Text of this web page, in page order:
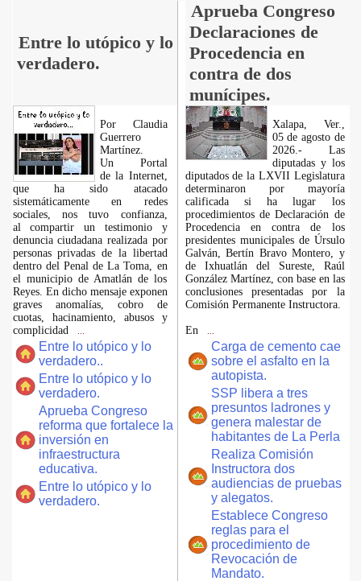
Entre lo utópico y lo
verdadero.
Aprueba Congreso
Declaraciones de
Procedencia en
contra de dos
munícipes.
Por Claudia
Guerrero
Martínez.
​Un Portal
de la Internet,
que ha sido atacado
sistemáticamente en redes
sociales, nos tuvo confianza,
al compartir un testimonio y
denuncia ciudadana realizada por
personas privadas de la libertad
dentro del Penal de La Toma, en
el municipio de Amatlán de los
Reyes. En dicho mensaje exponen
graves anomalías, cobro de
cuotas, hacinamiento, abusos y
complicidad
Entre lo utópico y lo
verdadero..
Entre lo utópico y lo
verdadero.
Aprueba Congreso
reforma que fortalece la
inversión en
infraestructura
educativa.
Entre lo utópico y lo
verdadero.
Xalapa, Ver.,
05 de agosto de
2026.- Las
diputadas y los
diputados de la LXVII Legislatura
determinaron por mayoría
calificada si ha lugar los
procedimientos de Declaración de
Procedencia en contra de los
presidentes municipales de Úrsulo
Galván, Bertín Bravo Montero, y
de Ixhuatlán del Sureste, Raúl
González Martínez, con base en las
conclusiones presentadas por la
Comisión Permanente Instructora.
En
Carga de cemento cae
sobre el asfalto en la
autopista.
SSP libera a tres
presuntos ladrones y
genera malestar de
habitantes de La Perla
Realiza Comisión
Instructora dos
audiencias de pruebas
y alegatos.
Establece Congreso
reglas para el
procedimiento de
Revocación de
Mandato.